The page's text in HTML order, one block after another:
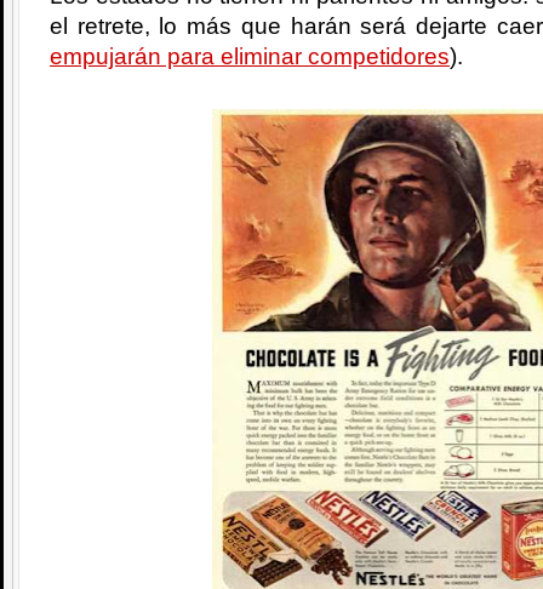
el retrete, lo más que harán será dejarte
empujarán para eliminar competidores).